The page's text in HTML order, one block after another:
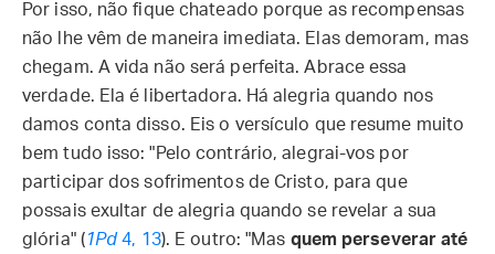
Por isso, não fique chateado porque as recompensas
não lhe vêm de maneira imediata. Elas demoram, mas
chegam. A vida não será perfeita. Abrace essa
verdade. Ela é libertadora. Há alegria quando nos
damos conta disso. Eis o versículo que resume muito
bem tudo isso: "Pelo contrário, alegrai-vos por
participar dos sofrimentos de Cristo, para que
possais exultar de alegria quando se revelar a sua
glória" (1Pd 4, 13). E outro: "Mas quem perseverar até